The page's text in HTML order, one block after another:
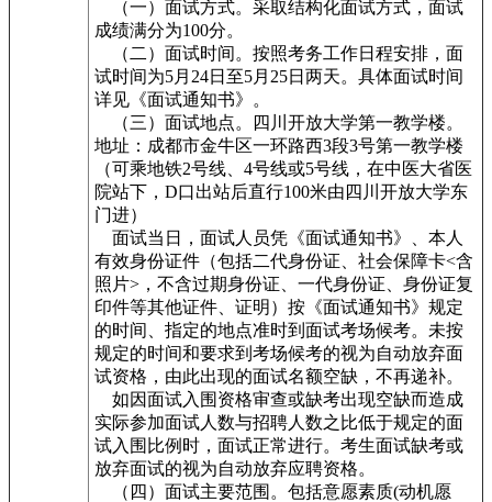
（一）面试方式。采取结构化面试方式，面试
成绩满分为100分。
（二）面试时间。按照考务工作日程安排，面
试时间为5月24日至5月25日两天。具体面试时间
详见《面试通知书》。
（三）面试地点。四川开放大学第一教学楼。
地址：成都市金牛区一环路西3段3号第一教学楼
（可乘地铁2号线、4号线或5号线，在中医大省医
院站下，D口出站后直行100米由四川开放大学东
门进）
面试当日，面试人员凭《面试通知书》、本人
有效身份证件（包括二代身份证、社会保障卡<含
照片>，不含过期身份证、一代身份证、身份证复
印件等其他证件、证明）按《面试通知书》规定
的时间、指定的地点准时到面试考场候考。未按
规定的时间和要求到考场候考的视为自动放弃面
试资格，由此出现的面试名额空缺，不再递补。
如因面试入围资格审查或缺考出现空缺而造成
实际参加面试人数与招聘人数之比低于规定的面
试入围比例时，面试正常进行。考生面试缺考或
放弃面试的视为自动放弃应聘资格。
（四）面试主要范围。包括意愿素质(动机愿